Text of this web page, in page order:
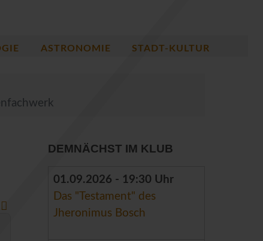
ASTRONOMIE STADT-KULTUR
DEMNÄCHST IM KLUB
01.09.2026 - 19:30 Uhr
Das "Testament" des
Jheronimus Bosch